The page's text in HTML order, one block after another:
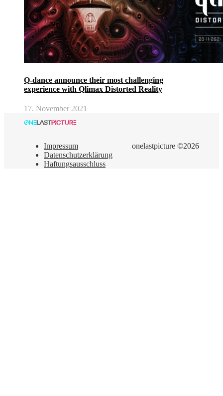
Q-dance announce their most challenging
experience with Qlimax Distorted Reality
17. November 2021
onelastpicture ©2026
Impressum
Datenschutzerklärung
Haftungsausschluss